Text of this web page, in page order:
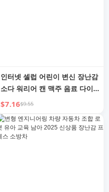
인터넷 셀럽 어린이 변신 장난감
소다 워리어 캔 맥주 음료 다이
아몬드 로봇 3세 남아 6세 퍼즐
$7.16$9.55